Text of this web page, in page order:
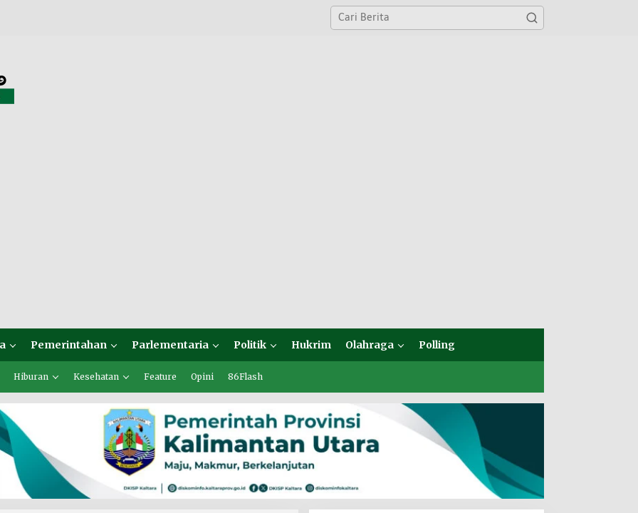
Pemerintahan Parlementaria Politik Hukrim Olahraga Polling
Hiburan Kesehatan Feature Opini 86Flash